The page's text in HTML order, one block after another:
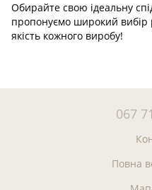
Обирайте свою ідеальну
пропонуємо широкий вибір
якість кожного виробу!
067
Повна